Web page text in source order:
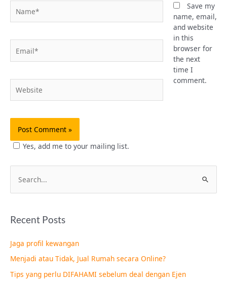
Save my
name, email,
and website
in this
browser for
the next
time I
comment.
Yes, add me to your mailing list.
e
r
h
f
o
Recent Posts
Jaga profil kewangan
Menjadi atau Tidak, Jual Rumah secara Online?
Tips yang perlu DIFAHAMI sebelum deal dengan Ejen